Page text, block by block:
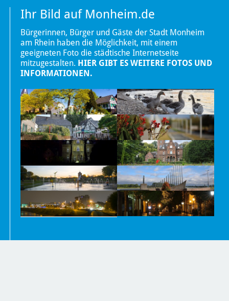
Ihr Bild auf Monheim.de
Bürgerinnen, Bürger und Gäste der Stadt Monheim
am Rhein haben die Möglichkeit, mit einem
geeigneten Foto die städtische Internetseite
mitzugestalten. HIER GIBT ES WEITERE FOTOS UND
INFORMATIONEN.